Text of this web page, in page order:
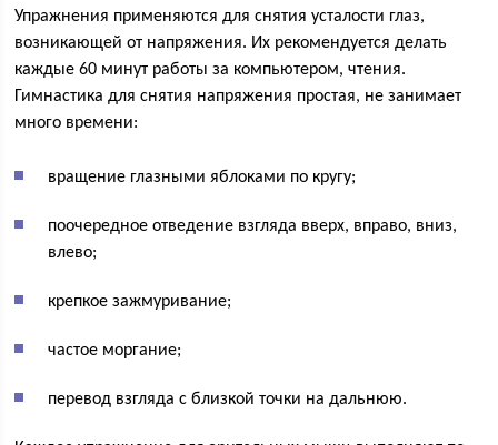
Упражнения применяются для снятия усталости глаз,
возникающей от напряжения. Их рекомендуется делать
каждые 60 минут работы за компьютером, чтения.
Гимнастика для снятия напряжения простая, не занимает
много времени:
вращение глазными яблоками по кругу;
поочередное отведение взгляда вверх, вправо, вниз,
влево;
крепкое зажмуривание;
частое моргание;
перевод взгляда с близкой точки на дальнюю.